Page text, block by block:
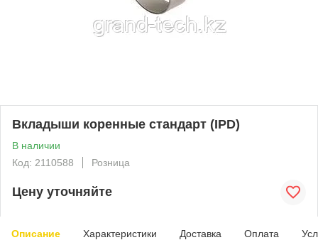
Вкладыши коренные стандарт (IPD)
В наличии
Код: 2110588
Розница
Цену уточняйте
Описание Характеристики Доставка Оплата